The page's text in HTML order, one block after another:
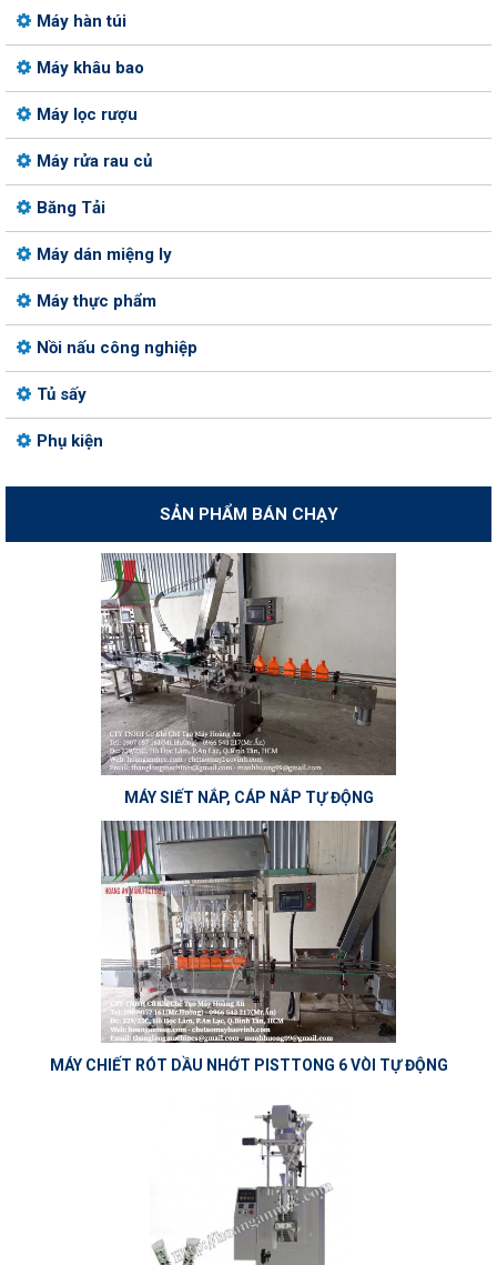
Máy hàn túi
Máy khâu bao
Máy lọc rượu
Máy rửa rau củ
Băng Tải
Máy dán miệng ly
Máy thực phẩm
Nồi nấu công nghiệp
Tủ sấy
Phụ kiện
SẢN PHẨM BÁN CHẠY
MÁY SIẾT NẮP, CÁP NẮP TỰ ĐỘNG
MÁY CHIẾT RÓT DẦU NHỚT PISTTONG 6 VÒI TỰ ĐỘNG